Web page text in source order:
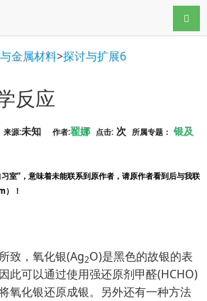
导航
金属材料>探讨与扩展6
反应
来源:未知 作者:翟娜 点击: 次 所属专题： 银及
习室”，意味着未能联系到原作者，请原作者看到后与我联
）！
致，氧化银(Ag2O)是黑色的故银的表
此可以通过使用强还原剂甲醛(HCHO)
氧化银还原成银。另外还有一种方法